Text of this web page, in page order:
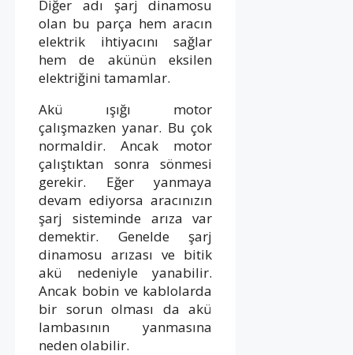
Diğer adı şarj dinamosu
olan bu parça hem aracın
elektrik ihtiyacını sağlar
hem de akünün eksilen
elektriğini tamamlar.
Akü ışığı motor
çalışmazken yanar. Bu çok
normaldir. Ancak motor
çalıştıktan sonra sönmesi
gerekir. Eğer yanmaya
devam ediyorsa aracınızın
şarj sisteminde arıza var
demektir. Genelde şarj
dinamosu arızası ve bitik
akü nedeniyle yanabilir.
Ancak bobin ve kablolarda
bir sorun olması da akü
lambasının yanmasına
neden olabilir.